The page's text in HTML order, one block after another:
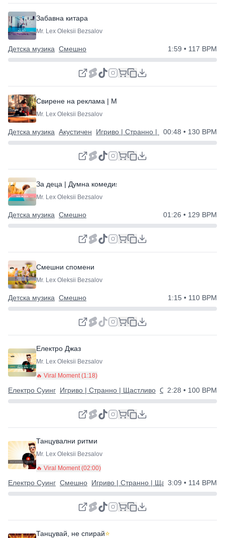
Забавна китара
Mr. Lex Oleksii Bezsalov
Детска музика Смешно 1:59 • 117 BPM
Свирене на реклама | Мил и прост
Mr. Lex Oleksii Bezsalov
Детска музика Акустичен Игриво | Странно | Щастливо
00:48 • 130 BPM
За деца | Думна комедия
Mr. Lex Oleksii Bezsalov
Детска музика Смешно 01:26 • 129 BPM
Смешни спомени
Mr. Lex Oleksii Bezsalov
Детска музика Смешно 1:15 • 110 BPM
Електро Джаз
Mr. Lex Oleksii Bezsalov
🔥 Viral Moment (1:18)
Електро Суинг Игриво | Странно | Щастливо Смешно
2:28 • 100 BPM
Танцувални ритми
Mr. Lex Oleksii Bezsalov
🔥 Viral Moment (02:00)
Електро Суинг Смешно Игриво | Странно | Щастливо
3:09 • 114 BPM
Танцувай, не спирай⭐